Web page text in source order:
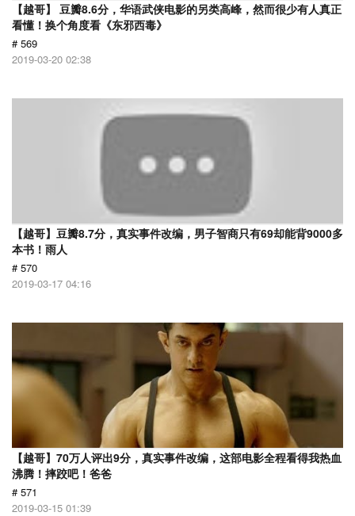
【越哥】 豆瓣8.6分，华语武侠电影的另类高峰，然而很少有人真正
看懂！换个角度看《东邪西毒》
# 569
2019-03-20 02:38
【越哥】豆瓣8.7分，真实事件改编，男子智商只有69却能背9000多
本书！雨人
# 570
2019-03-17 04:16
【越哥】70万人评出9分，真实事件改编，这部电影全程看得我热血
沸腾！摔跤吧！爸爸
# 571
2019-03-15 01:39